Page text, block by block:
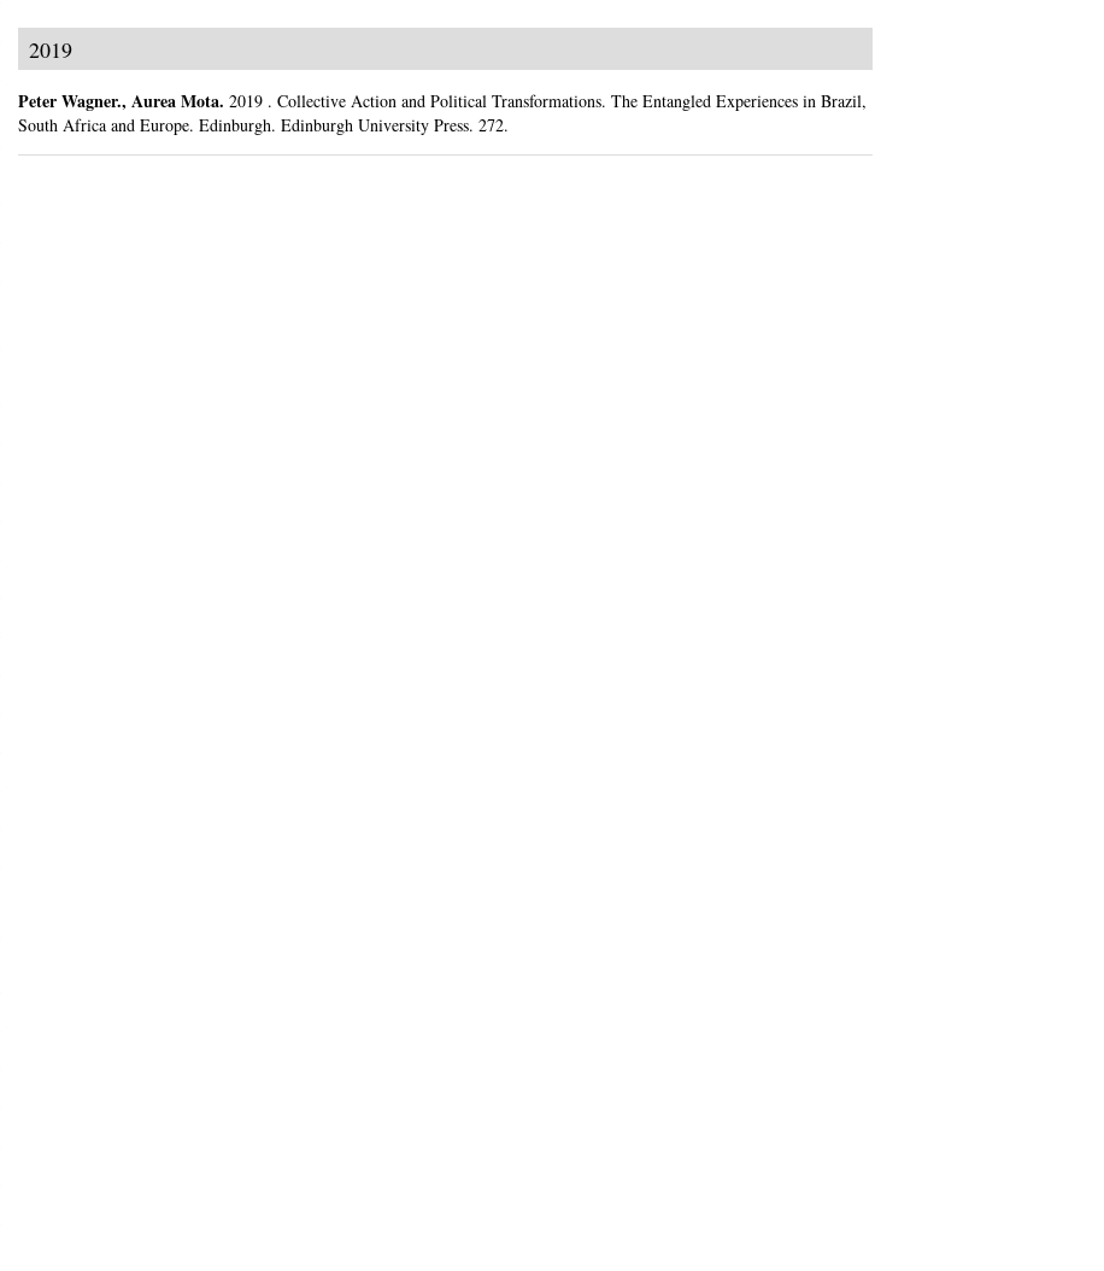
2019
Peter Wagner.,Aurea Mota.2019 .Collective Action and Political Transformations. The Entangled Experiences in Brazil,
South Africa and Europe. Edinburgh.Edinburgh University Press.272.